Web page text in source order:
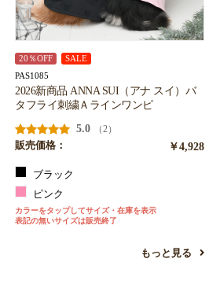
20％OFF SALE
PAS1085
2026新商品 ANNA SUI（アナ スイ）バ
タフライ刺繍Ａラインワンピ
5.0
（2）
販売価格：
￥4,928
ブラック
ピンク
カラーをタップしてサイズ・在庫を表示
表記の無いサイズは販売終了
もっと見る